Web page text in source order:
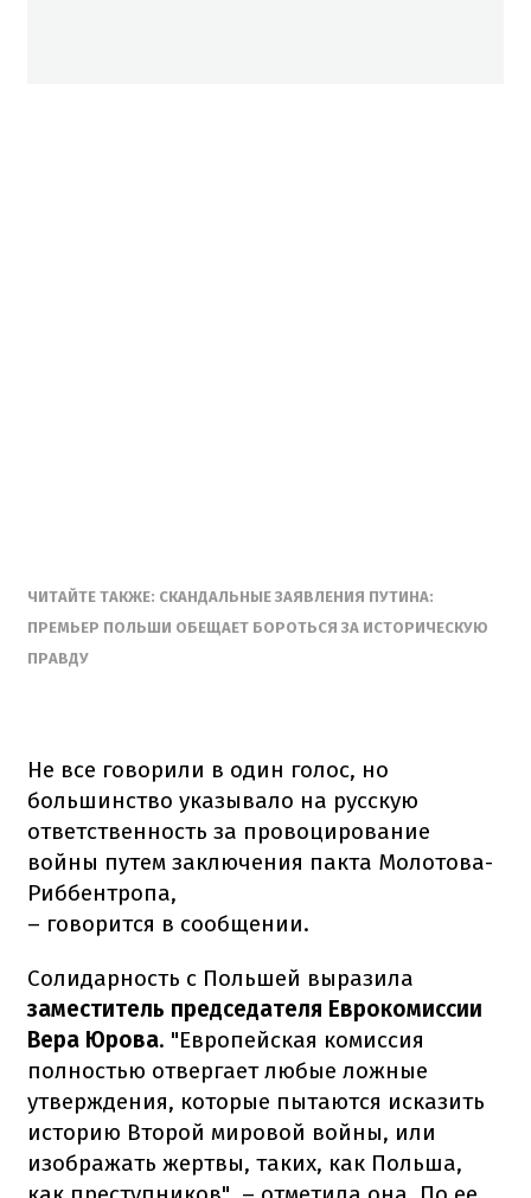
ЧИТАЙТЕ ТАКЖЕ: СКАНДАЛЬНЫЕ ЗАЯВЛЕНИЯ ПУТИНА:
ПРЕМЬЕР ПОЛЬШИ ОБЕЩАЕТ БОРОТЬСЯ ЗА ИСТОРИЧЕСКУЮ
ПРАВДУ
Не все говорили в один голос, но
большинство указывало на русскую
ответственность за провоцирование
войны путем заключения пакта Молотова-
Риббентропа,
– говорится в сообщении.
Солидарность с Польшей выразила
заместитель председателя Еврокомиссии
Вера Юрова. "Европейская комиссия
полностью отвергает любые ложные
утверждения, которые пытаются исказить
историю Второй мировой войны, или
изображать жертвы, таких, как Польша,